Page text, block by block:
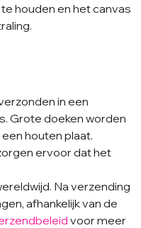
houden en het canvas
in een
Grote doeken worden
houten plaat.
ervoor dat het
Na verzending
afhankelijk van de
voor meer